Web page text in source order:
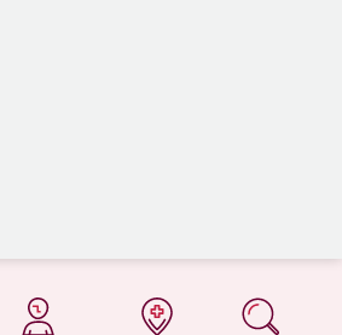
på 1177.se
på 1177.se
på 1177.se